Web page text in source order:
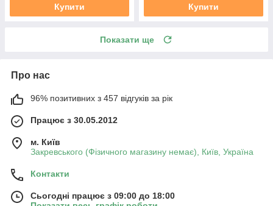
Купити Купити
Показати ще
Про нас
96% позитивних з 457 відгуків за рік
Працює з 30.05.2012
м. Київ
Закревського (Фізичного магазину немає), Київ, Україна
Контакти
Сьогодні працює з 09:00 до 18:00